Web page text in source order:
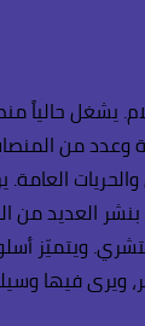
يشغل حالياً
من
العامة.
بنشر العديد
ويتميّز
ويرى فيها